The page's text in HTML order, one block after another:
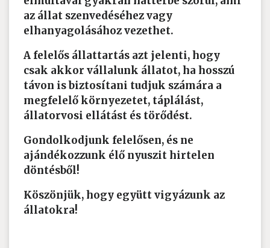
az állat szenvedéséhez vagy
elhanyagolásához vezethet.
A felelős állattartás azt jelenti, hogy
csak akkor vállalunk állatot, ha hosszú
távon is biztosítani tudjuk számára a
megfelelő környezetet, táplálást,
állatorvosi ellátást és törődést.
Gondolkodjunk felelősen, és ne
ajándékozzunk élő nyuszit hirtelen
döntésből!
Köszönjük, hogy együtt vigyázunk az
állatokra!